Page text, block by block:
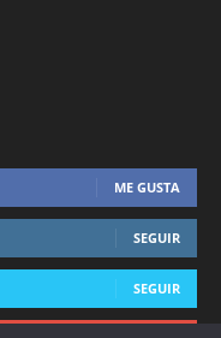
ME GUSTA
SEGUIR
SEGUIR